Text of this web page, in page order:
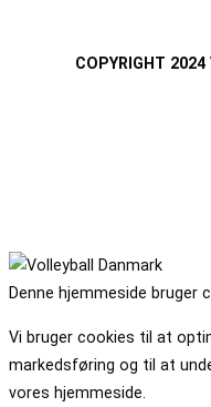
COPYRIGHT
Denne hjemmeside bruger
Vi bruger cookies til at
markedsføring og til at
vores hjemmeside.